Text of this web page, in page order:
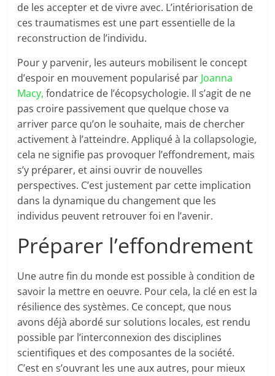
de les accepter et de vivre avec. L’intériorisation de
ces traumatismes est une part essentielle de la
reconstruction de l’individu.
Pour y parvenir, les auteurs mobilisent le concept
d’espoir en mouvement popularisé par Joanna
Macy, fondatrice de l’écopsychologie. Il s’agit de ne
pas croire passivement que quelque chose va
arriver parce qu’on le souhaite, mais de chercher
activement à l’atteindre. Appliqué à la collapsologie,
cela ne signifie pas provoquer l’effondrement, mais
s’y préparer, et ainsi ouvrir de nouvelles
perspectives. C’est justement par cette implication
dans la dynamique du changement que les
individus peuvent retrouver foi en l’avenir.
Préparer l’effondrement
Une autre fin du monde est possible à condition de
savoir la mettre en oeuvre. Pour cela, la clé en est la
résilience des systèmes. Ce concept, que nous
avons déjà abordé sur solutions locales, est rendu
possible par l’interconnexion des disciplines
scientifiques et des composantes de la société.
C’est en s’ouvrant les une aux autres, pour mieux